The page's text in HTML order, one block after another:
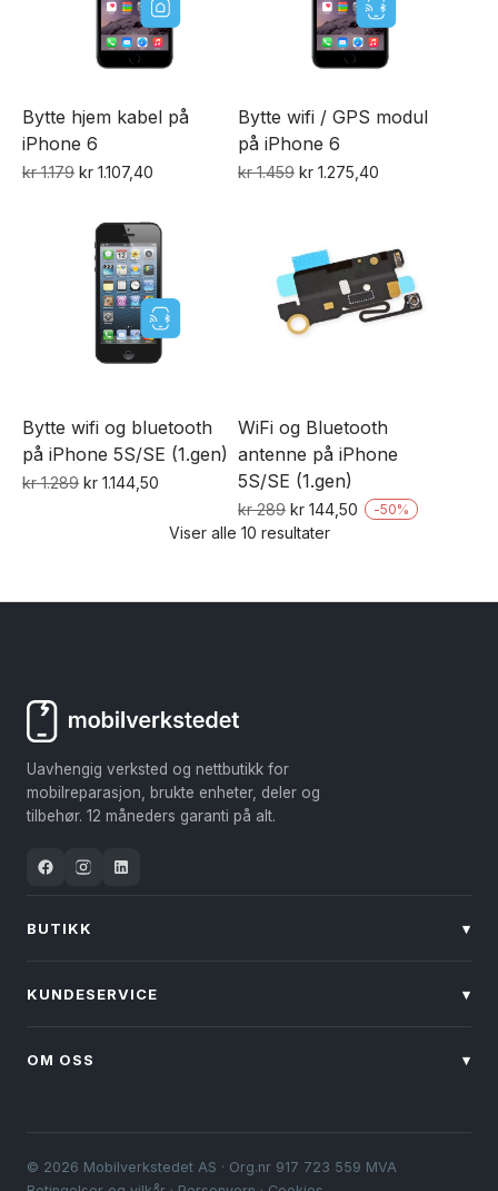
Bytte hjem kabel på
iPhone 6
kr1.179 Opprinnelig
var:
kr 1.179.
kr 1.107,40 Nåværende
er:
kr 1.107,40.
Bytte wifi / GPS modul
på iPhone 6
kr1.459 Opprinnelig
kr 1.459.
kr 1.275,40
kr 1.275,40.
Bytte wifi og bluetooth
på iPhone 5S/SE (1.gen)
kr1.289 Opprinnelig
kr 1.144,50 Nåværende
er:
WiFi og Bluetooth
antenne på iPhone
5S/SE (1.gen)
kr289 Opprinnelig
pris
kr 144,50 Nåværende
-50%
Viser alle 10 resultater
Uavhengig verksted og nettbutikk for
mobilreparasjon, brukte enheter, deler og
tilbehør. 12 måneders garanti på alt.
BUTIKK ▾
KUNDESERVICE ▾
OM OSS ▾
© 2026 Mobilverkstedet AS · Org.nr 917 723 559 MVA